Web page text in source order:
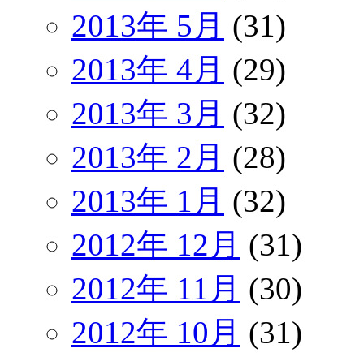
2013年 5月 (31)
2013年 4月 (29)
2013年 3月 (32)
2013年 2月 (28)
2013年 1月 (32)
2012年 12月 (31)
2012年 11月 (30)
2012年 10月 (31)